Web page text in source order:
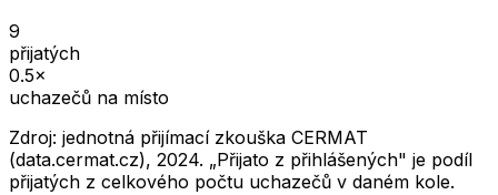
9
přijatých
0.5×
uchazečů na místo
Zdroj: jednotná přijímací zkouška CERMAT
(data.cermat.cz), 2024. „Přijato z přihlášených" je podíl
přijatých z celkového počtu uchazečů v daném kole.